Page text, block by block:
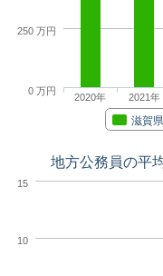
滋賀
2020年 2021年
0 万円
250 万円
地方公務員の平
10
15